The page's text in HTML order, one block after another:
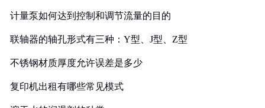
计量泵如何达到控制和调节流量的目的
联轴器的轴孔形式有三种：Y型、J型、Z型
不锈钢材质厚度允许误差是多少
复印机出租有哪些常见模式